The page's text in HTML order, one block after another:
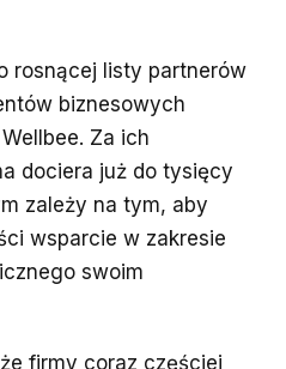
rosnącej listy partnerów
biznesowych
Za ich
dociera już do tysięcy
zależy na tym, aby
wsparcie w zakresie
swoim
firmy coraz częściej